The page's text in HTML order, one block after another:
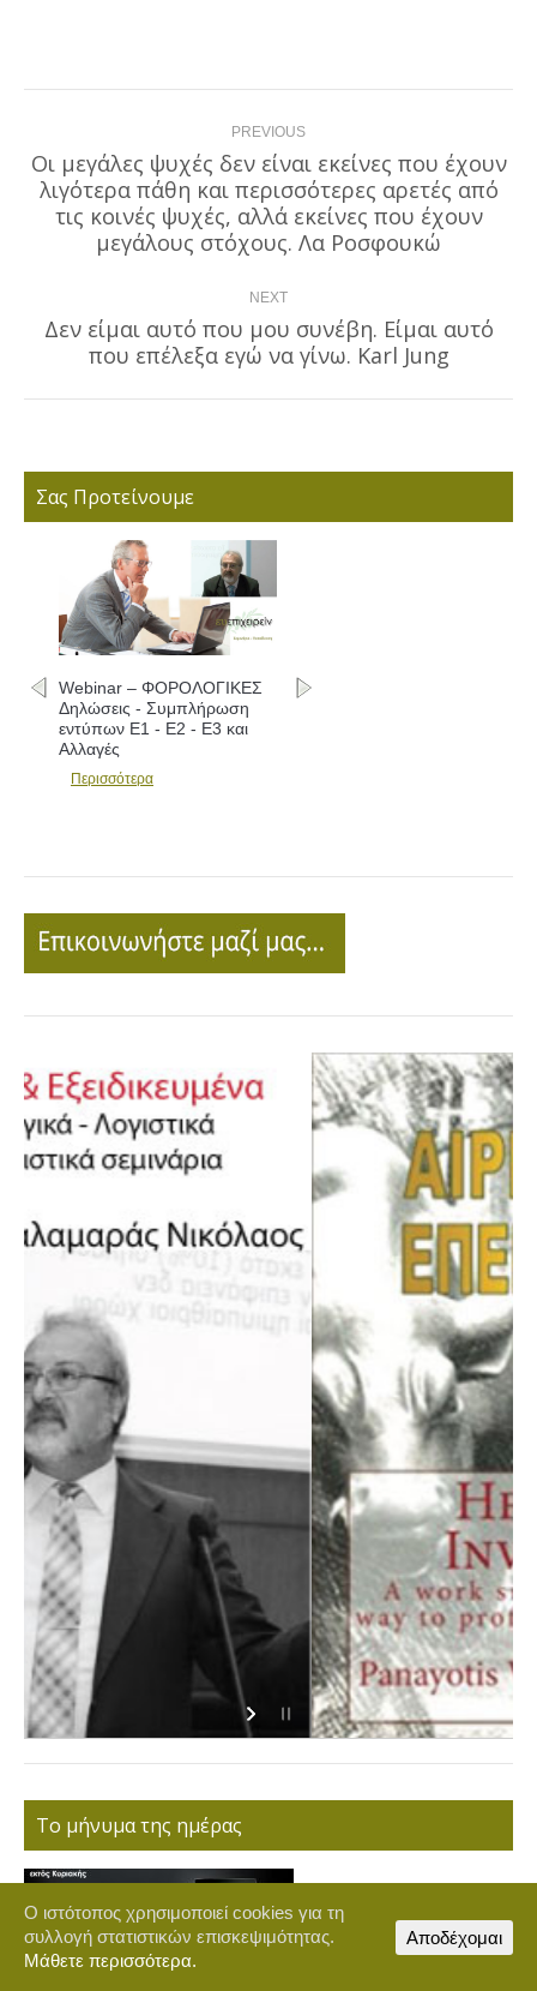
navigation PREVIOUS
Previous
post:
Οι μεγάλες ψυχές δεν είναι εκείνες που έχουν
λιγότερα πάθη και περισσότερες αρετές από
τις κοινές ψυχές, αλλά εκείνες που έχουν
μεγάλoυς στόχους. Λα Ροσφουκώ
NEXT
Next
post:
Δεν είμαι αυτό που μου συνέβη. Είμαι αυτό
που επέλεξα εγώ να γίνω. Karl Jung
Σας Προτείνουμε
Webinar – ΦΟΡΟΛΟΓΙΚΕΣ
Δηλώσεις - Συμπλήρωση
εντύπων Ε1 - Ε2 - Ε3 και
Αλλαγές
Περισσότερα
Το μήνυμα της ημέρας
Ο ιστότοπος χρησιμοποιεί cookies για τη
συλλογή στατιστικών επισκεψιμότητας.
Μάθετε περισσότερα.
Αποδέχομαι